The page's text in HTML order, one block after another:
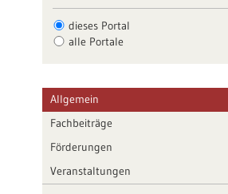
dieses Portal
alle Portale
Allgemein
Fachbeiträge
Förderungen
Veranstaltungen